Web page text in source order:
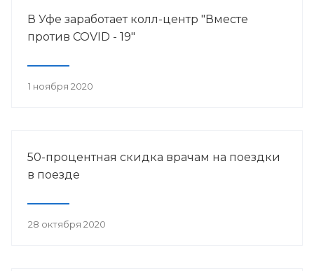
В Уфе заработает колл-центр "Вместе
против COVID - 19"
1 ноября 2020
50-процентная скидка врачам на поездки
в поезде
28 октября 2020